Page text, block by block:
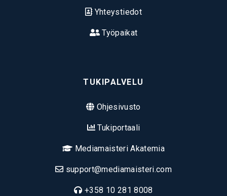
Yhteystiedot
Työpaikat
TUKIPALVELU
Ohjesivusto
Tukiportaali
Mediamaisteri Akatemia
support@mediamaisteri.com
+358 10 281 8008